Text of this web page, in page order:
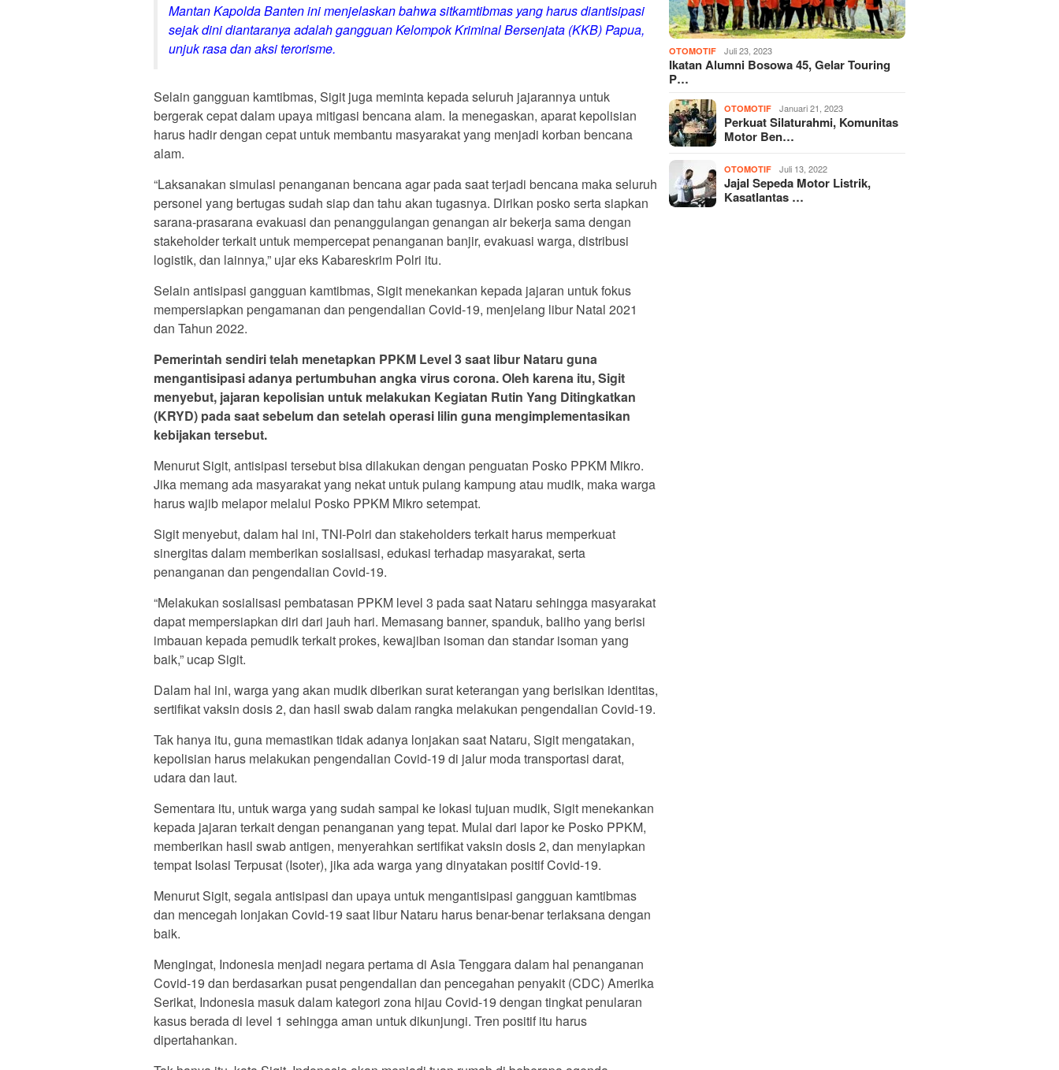
Mantan Kapolda Banten ini menjelaskan bahwa sitkamtibmas yang harus diantisipasi
sejak dini diantaranya adalah gangguan Kelompok Kriminal Bersenjata (KKB) Papua,
unjuk rasa dan aksi terorisme.
Selain gangguan kamtibmas, Sigit juga meminta kepada seluruh jajarannya untuk
bergerak cepat dalam upaya mitigasi bencana alam. Ia menegaskan, aparat kepolisian
harus hadir dengan cepat untuk membantu masyarakat yang menjadi korban bencana
alam.
“Laksanakan simulasi penanganan bencana agar pada saat terjadi bencana maka seluruh
personel yang bertugas sudah siap dan tahu akan tugasnya. Dirikan posko serta siapkan
sarana-prasarana evakuasi dan penanggulangan genangan air bekerja sama dengan
stakeholder terkait untuk mempercepat penanganan banjir, evakuasi warga, distribusi
logistik, dan lainnya,” ujar eks Kabareskrim Polri itu.
Selain antisipasi gangguan kamtibmas, Sigit menekankan kepada jajaran untuk fokus
mempersiapkan pengamanan dan pengendalian Covid-19, menjelang libur Natal 2021
dan Tahun 2022.
Pemerintah sendiri telah menetapkan PPKM Level 3 saat libur Nataru guna
mengantisipasi adanya pertumbuhan angka virus corona. Oleh karena itu, Sigit
menyebut, jajaran kepolisian untuk melakukan Kegiatan Rutin Yang Ditingkatkan
(KRYD) pada saat sebelum dan setelah operasi lilin guna mengimplementasikan
kebijakan tersebut.
Menurut Sigit, antisipasi tersebut bisa dilakukan dengan penguatan Posko PPKM Mikro.
Jika memang ada masyarakat yang nekat untuk pulang kampung atau mudik, maka warga
harus wajib melapor melalui Posko PPKM Mikro setempat.
Sigit menyebut, dalam hal ini, TNI-Polri dan stakeholders terkait harus memperkuat
sinergitas dalam memberikan sosialisasi, edukasi terhadap masyarakat, serta
penanganan dan pengendalian Covid-19.
“Melakukan sosialisasi pembatasan PPKM level 3 pada saat Nataru sehingga masyarakat
dapat mempersiapkan diri dari jauh hari. Memasang banner, spanduk, baliho yang berisi
imbauan kepada pemudik terkait prokes, kewajiban isoman dan standar isoman yang
baik,” ucap Sigit.
Dalam hal ini, warga yang akan mudik diberikan surat keterangan yang berisikan identitas,
sertifikat vaksin dosis 2, dan hasil swab dalam rangka melakukan pengendalian Covid-19.
Tak hanya itu, guna memastikan tidak adanya lonjakan saat Nataru, Sigit mengatakan,
kepolisian harus melakukan pengendalian Covid-19 di jalur moda transportasi darat,
udara dan laut.
Sementara itu, untuk warga yang sudah sampai ke lokasi tujuan mudik, Sigit menekankan
kepada jajaran terkait dengan penanganan yang tepat. Mulai dari lapor ke Posko PPKM,
memberikan hasil swab antigen, menyerahkan sertifikat vaksin dosis 2, dan menyiapkan
tempat Isolasi Terpusat (Isoter), jika ada warga yang dinyatakan positif Covid-19.
Menurut Sigit, segala antisipasi dan upaya untuk mengantisipasi gangguan kamtibmas
dan mencegah lonjakan Covid-19 saat libur Nataru harus benar-benar terlaksana dengan
baik.
Mengingat, Indonesia menjadi negara pertama di Asia Tenggara dalam hal penanganan
Covid-19 dan berdasarkan pusat pengendalian dan pencegahan penyakit (CDC) Amerika
Serikat, Indonesia masuk dalam kategori zona hijau Covid-19 dengan tingkat penularan
kasus berada di level 1 sehingga aman untuk dikunjungi. Tren positif itu harus
dipertahankan.
OTOMOTIF Juli 23, 2023
Ikatan Alumni Bosowa 45, Gelar Touring
P…
OTOMOTIF Januari 21, 2023
Perkuat Silaturahmi, Komunitas
Motor Ben…
OTOMOTIF Juli 13, 2022
Jajal Sepeda Motor Listrik,
Kasatlantas …